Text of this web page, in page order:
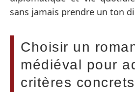
sans jamais prendre un ton
Choisir un
médiéval pour
critères concrets